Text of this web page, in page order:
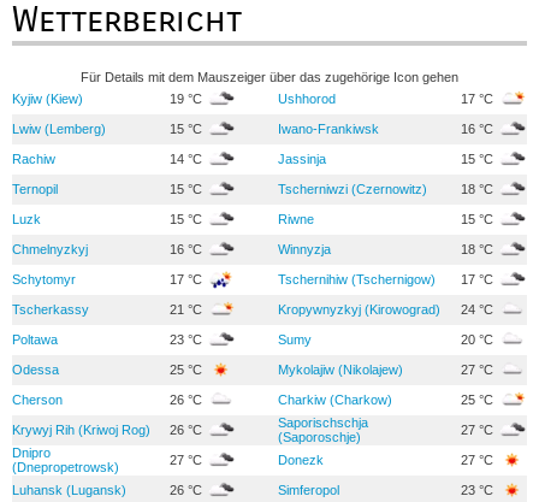
Wetterbericht
Für Details mit dem Mauszeiger über das zugehörige Icon gehen
Kyjiw (Kiew)
19 °C Ushhorod 17 °C
Lwiw (Lemberg) 15 °C Iwano-Frankiwsk 16 °C
Rachiw 14 °C Jassinja 15 °C
Ternopil 15 °C Tscherniwzi (Czernowitz) 18 °C
Luzk 15 °C Riwne 15 °C
Chmelnyzkyj 16 °C Winnyzja 18 °C
Schytomyr 17 °C Tschernihiw (Tschernigow) 17 °C
Tscherkassy 21 °C Kropywnyzkyj (Kirowograd) 24 °C
Poltawa 23 °C Sumy 20 °C
Odessa 25 °C Mykolajiw (Nikolajew) 27 °C
Cherson 26 °C Charkiw (Charkow) 25 °C
Krywyj Rih (Kriwoj Rog) 26 °C
Saporischschja
(Saporoschje)
27 °C
Dnipro
(Dnepropetrowsk)
27 °C Donezk 27 °C
Luhansk (Lugansk) 26 °C Simferopol 23 °C